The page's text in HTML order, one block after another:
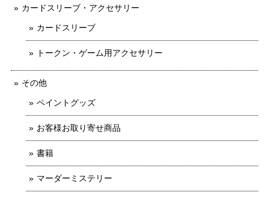
カードスリーブ・アクセサリー
カードスリーブ
トークン・ゲーム用アクセサリー
その他
ペイントグッズ
お客様お取り寄せ商品
書籍
マーダーミステリー